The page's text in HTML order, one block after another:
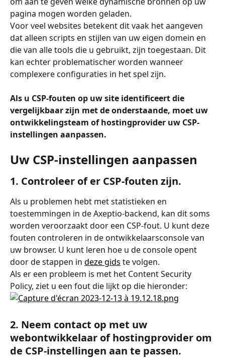
pagina mogen worden geladen.
Voor veel websites betekent dit vaak het aangeven
dat alleen scripts en stijlen van uw eigen domein en
die van alle tools die u gebruikt, zijn toegestaan. Dit
kan echter problematischer worden wanneer
complexere configuraties in het spel zijn.
Als u CSP-fouten op uw site identificeert die
vergelijkbaar zijn met de onderstaande, moet uw
ontwikkelingsteam of hostingprovider uw CSP-
instellingen aanpassen.
Uw CSP-instellingen aanpassen
1. Controleer of er CSP-fouten zijn.
Als u problemen hebt met statistieken en
toestemmingen in de Axeptio-backend, kan dit soms
worden veroorzaakt door een CSP-fout. U kunt deze
fouten controleren in de ontwikkelaarsconsole van
uw browser. U kunt leren hoe u de console opent
door de stappen in deze gids te volgen.
Als er een probleem is met het Content Security
Policy, ziet u een fout die lijkt op die hieronder:
2. Neem contact op met uw
webontwikkelaar of hostingprovider om
de CSP-instellingen aan te passen.